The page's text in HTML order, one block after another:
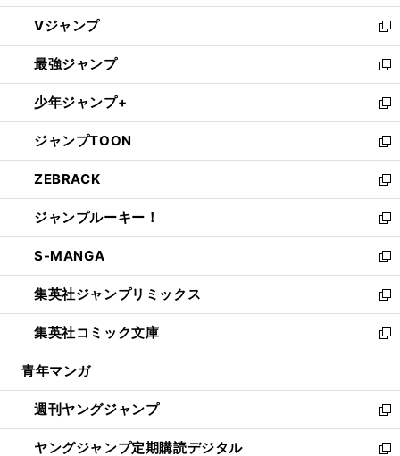
ウ
ィ
ン
ド
ウ
で
開
く
し
い
ウ
ィ
ン
ド
ウ
で
開
く
Vジャンプ
新
し
い
ウ
ィ
ン
ド
ウ
で
開
く
最強ジャンプ
新
し
い
ウ
ィ
ン
ド
ウ
で
開
く
少年ジャンプ+
新
し
い
ウ
ィ
ン
ド
ウ
で
開
く
ジャンプTOON
新
し
い
ウ
ィ
ン
ド
ウ
で
開
く
ZEBRACK
新
し
い
ウ
ィ
ン
ド
ウ
で
開
ジャンプルーキー！
新
し
い
ウ
ィ
ン
ド
ウ
開
く
S-MANGA
新
し
い
ウ
ィ
ン
ウ
で
開
く
集英社ジャンプリミックス
新
し
い
ウ
ン
ド
ウ
で
集英社コミック文庫
新
し
ウ
ィ
ン
ド
青年マンガ
週刊ヤングジャンプ
新
し
い
ヤングジャンプ定期購読デジタル
新